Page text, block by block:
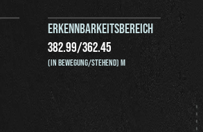
ERKENNBARKEITSBEREICH
382.99/362.45
(IN BEWEGUNG/STEHEND) M